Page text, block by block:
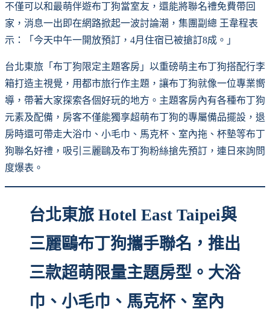
不僅可以和最萌伴遊布丁狗當室友，還能將聯名禮免費帶回
家，消息一出即在網路掀起一波討論潮，集團副總 王韋程表
示：「今天中午一開放預訂，4月住宿已被搶訂8成。」
台北東旅「布丁狗限定主題客房」以重磅萌主布丁狗搭配行李
箱打造主視覺，用都市旅行作主題，讓布丁狗就像一位專業嚮
導，帶著大家探索各個好玩的地方。主題客房內有各種布丁狗
元素及配備，房客不僅能獨享超萌布丁狗的專屬備品擺設，退
房時還可帶走大浴巾、小毛巾、馬克杯、室內拖、杯墊等布丁
狗聯名好禮，吸引三麗鷗及布丁狗粉絲搶先預訂，連日來詢問
度爆表。
台北東旅 Hotel East Taipei與
三麗鷗布丁狗攜手聯名，推出
三款超萌限量主題房型。大浴
巾、小毛巾、馬克杯、室內